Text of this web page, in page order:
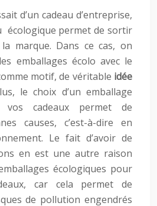
d’un cadeau d’entreprise,
écologique permet de sortir
marque. Dans ce cas, on
emballages écolo avec le
motif, de véritable idée
le choix d’un emballage
vos cadeaux permet de
causes, c’est-à-dire en
Le fait d’avoir de
en est une autre raison
écologiques pour
car cela permet de
de pollution engendrés